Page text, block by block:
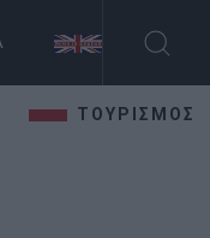
ΤΟΥΡΙΣΜΟΣ